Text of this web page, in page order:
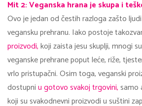
Mit 2: Veganska hrana je skupa i
Ovo je jedan od čestih razloga zašto
vegansku prehranu. Iako postoje
proizvodi,koji zaista jesu skuplji, mnogi
veganske prehrane poput leće, riže,
vrlo pristupačni. Osim toga, veganski
dostupniu gotovo svakoj trgovini,samo
koji su svakodnevni proizvodi u suštini